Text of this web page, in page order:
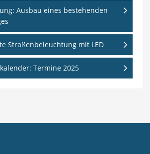
Ausbau eines bestehenden
Straßenbeleuchtung mit LED
Termine 2025